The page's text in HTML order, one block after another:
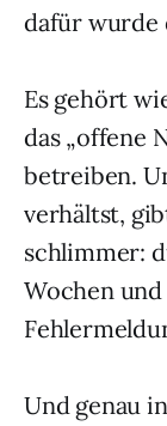
dafür wurde
Es gehört
das „offene
betreiben.
verhältst,
schlimmer:
Wochen
Und genau